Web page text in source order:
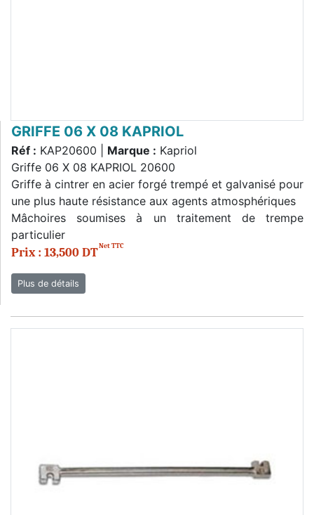
GRIFFE 06 X 08 KAPRIOL
Réf : KAP20600 | Marque : Kapriol
Griffe 06 X 08 KAPRIOL 20600
Griffe à cintrer en acier forgé trempé et galvanisé pour
une plus haute résistance aux agents atmosphériques
Mâchoires soumises à un traitement de trempe
particulier
Prix : 13,500 DTNet TTC
Plus de détails